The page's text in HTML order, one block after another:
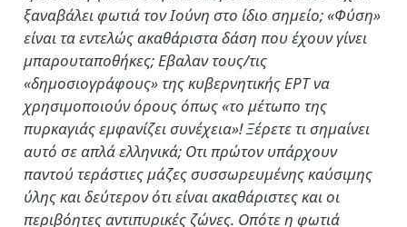
ξαναβάλει φωτιά τον Ιούνη στο ίδιο σημείο; «Φύση»
είναι τα εντελώς ακαθάριστα δάση που έχουν γίνει
μπαρουταποθήκες; Εβαλαν τους/τις
«δημοσιογράφους» της κυβερνητικής ΕΡΤ να
χρησιμοποιούν όρους όπως «το μέτωπο της
πυρκαγιάς εμφανίζει συνέχεια»! Ξέρετε τι σημαίνει
αυτό σε απλά ελληνικά; Οτι πρώτον υπάρχουν
παντού τεράστιες μάζες συσσωρευμένης καύσιμης
ύλης και δεύτερον ότι είναι ακαθάριστες και οι
περιβόητες αντιπυρικές ζώνες. Οπότε η φωτιά